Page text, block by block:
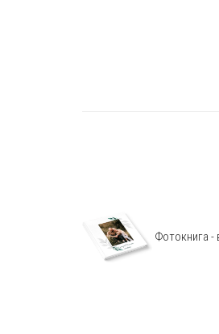
Фотокнига -